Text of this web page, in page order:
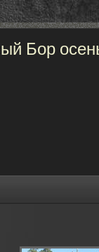
Бор